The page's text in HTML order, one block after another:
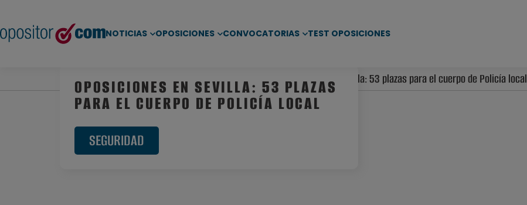
NOTICIAS OPOSICIONES CONVOCATORIAS TEST OPOSICIONES
Inicio/Noticias/Oposiciones Fuerzas de Seguridad/ Oposiciones en Sevilla: 53 plazas para el cuerpo de Policía local
OPOSICIONES EN SEVILLA: 53 PLAZAS
PARA EL CUERPO DE POLICÍA LOCAL
SEGURIDAD